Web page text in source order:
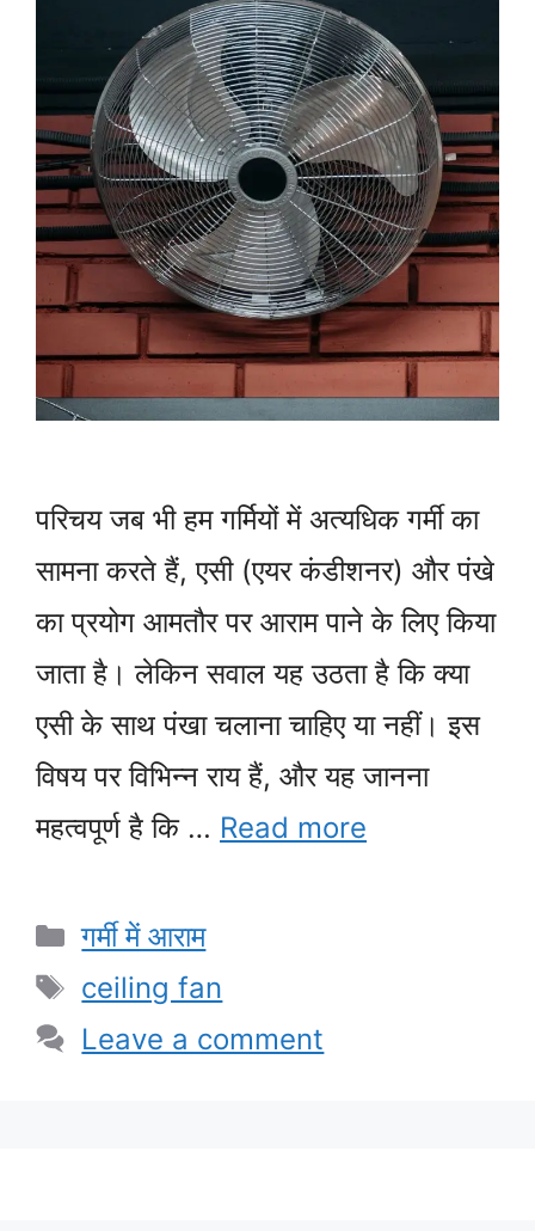
परिचय जब भी हम गर्मियों में अत्यधिक गर्मी का
सामना करते हैं, एसी (एयर कंडीशनर) और पंखे
का प्रयोग आमतौर पर आराम पाने के लिए किया
जाता है। लेकिन सवाल यह उठता है कि क्या
एसी के साथ पंखा चलाना चाहिए या नहीं। इस
विषय पर विभिन्न राय हैं, और यह जानना
महत्वपूर्ण है कि … Read more
Categories
गर्मी में आराम
Tags
ceiling fan
Leave a comment